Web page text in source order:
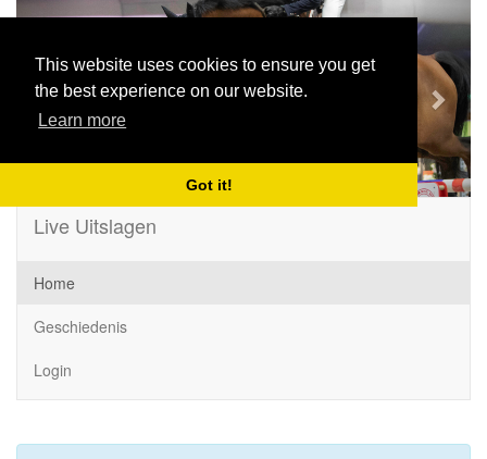
This website uses cookies to ensure you get
the best experience on our website.
Learn more
Got it!
Previous Next
Live Uitslagen
Home
Geschiedenis
Login